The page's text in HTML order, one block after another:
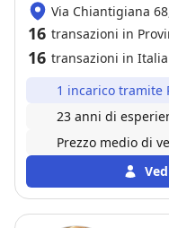
Via Chiantigiana
16 transazioni in
16 transazioni in Italia
1 incarico tramite
23 anni di
Prezzo medio di